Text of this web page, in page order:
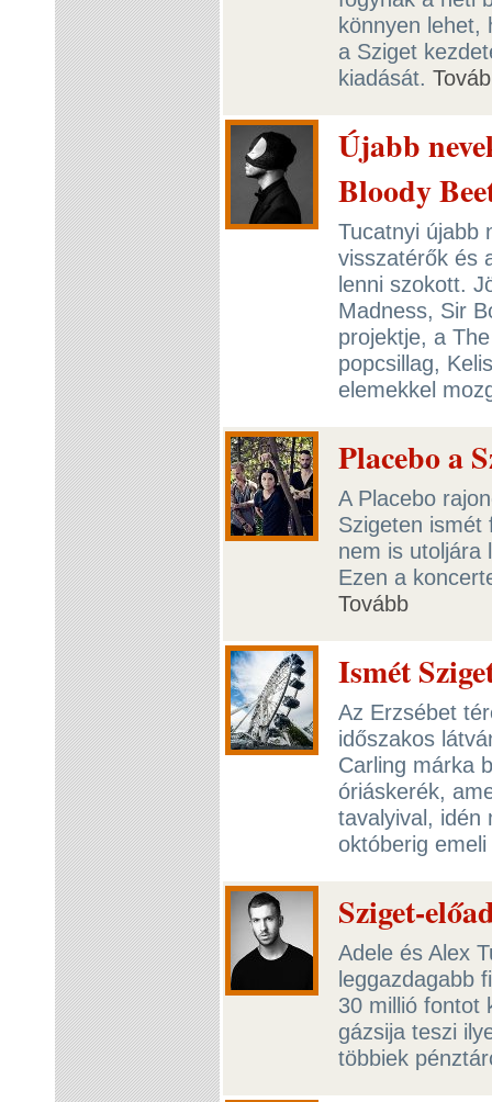
könnyen lehet,
a Sziget
kiadását.
Újabb
Bloody
Tucatnyi újabb
visszatérők és
lenni szokott.
Madness, Sir
projektje, a
popcsillag,
elemekkel
Placebo a
A Placebo
Szigeten ismét
nem is utoljára
Ezen a
Tovább
Ismét
Az Erzsébet
időszakos
Carling márka
óriáskerék,
tavalyival, idén
októberig
Sziget-
Adele és Alex
leggazdagabb
30 millió fontot
gázsija teszi
többiek